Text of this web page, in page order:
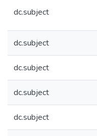
dc.subject
dc.subject
dc.subject
dc.subject
dc.subject